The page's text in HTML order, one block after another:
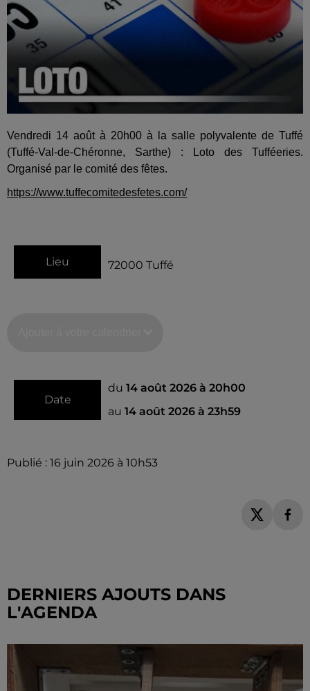
Vendredi 14 août à 20h00 à la salle polyvalente de Tuffé
(Tuffé-Val-de-Chéronne, Sarthe) : Loto des Tufféeries.
Organisé par le comité des fêtes.
https://www.tuffecomitedesfetes.com/
Lieu 72000 Tuffé
Date
du 14 août 2026 à 20h00
au 14 août 2026 à 23h59
Publié : 16 juin 2026 à 10h53
DERNIERS AJOUTS DANS
L'AGENDA